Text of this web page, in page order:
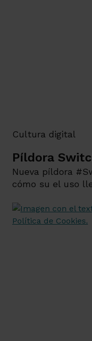
Cultura digital
Píldora
Nueva píldora
cómo su el uso